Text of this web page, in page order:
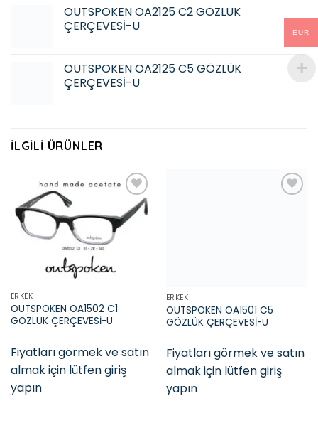
OUTSPOKEN OA2125 C2 GÖZLÜK
ÇERÇEVESİ-U
OUTSPOKEN OA2125 C5 GÖZLÜK
ÇERÇEVESİ-U
İLGILI ÜRÜNLER
Add to
wishlist
ERKEK
OUTSPOKEN OA1502 C1
GÖZLÜK ÇERÇEVESİ-U
Fiyatları görmek ve satın
almak için lütfen giriş
yapın
ERKEK
OUTSPOKEN OA1501 C5
GÖZLÜK ÇERÇEVESİ-U
Fiyatları görmek ve satın
almak için lütfen giriş
yapın
EUR